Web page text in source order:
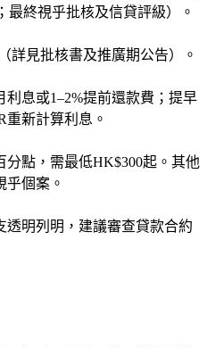
最終視乎批核及信貸評級）。
詳見批核書及推廣期公告）。
息或1–2%提前還款費；提早
重新計算利息。
分點，需最低HK$300起。其他
乎個案。
透明列明，建議審查貸款合約